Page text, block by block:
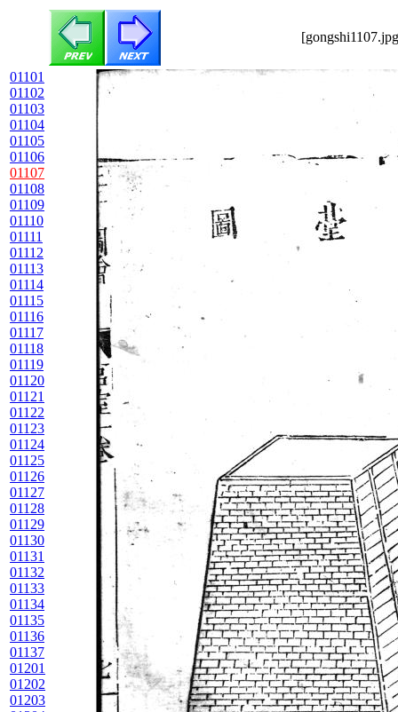
01101
01102
01103
01104
01105
01106
01107
01108
01109
01110
01111
01112
01113
01114
01115
01116
01117
01118
01119
01120
01121
01122
01123
01124
01125
01126
01127
01128
01129
01130
01131
01132
01133
01134
01135
01136
01137
01201
01202
01203